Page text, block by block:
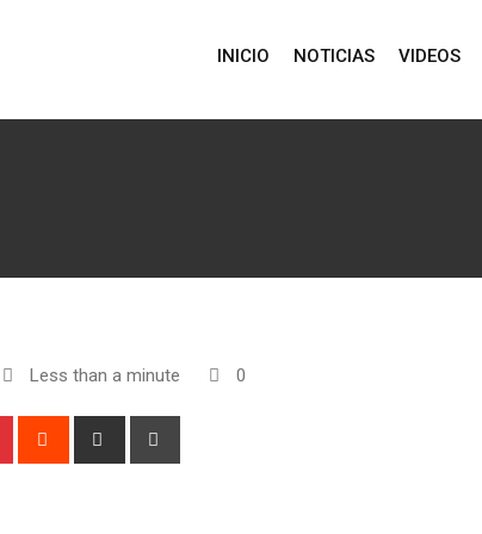
INICIO NOTICIAS VIDEOS
Less than a minute 0
Pinterest Reddit
Share